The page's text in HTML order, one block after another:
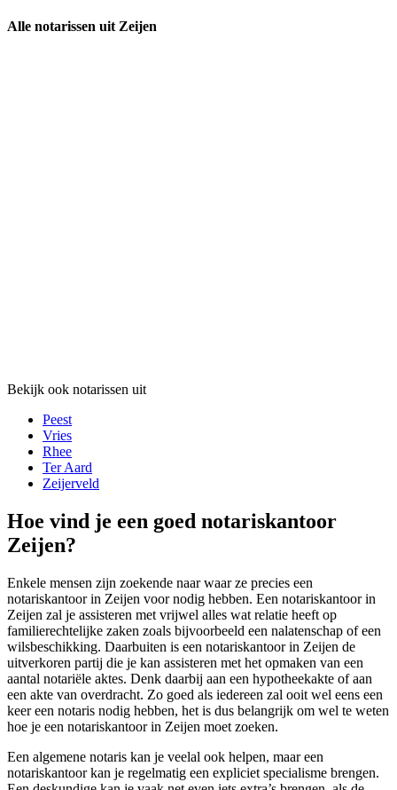
Alle notarissen uit Zeijen
Bekijk ook notarissen uit
Peest
Vries
Rhee
Ter Aard
Zeijerveld
Hoe vind je een goed notariskantoor
Zeijen?
Enkele mensen zijn zoekende naar waar ze precies een
notariskantoor in Zeijen voor nodig hebben. Een notariskantoor in
Zeijen zal je assisteren met vrijwel alles wat relatie heeft op
familierechtelijke zaken zoals bijvoorbeeld een nalatenschap of een
wilsbeschikking. Daarbuiten is een notariskantoor in Zeijen de
uitverkoren partij die je kan assisteren met het opmaken van een
aantal notariële aktes. Denk daarbij aan een hypotheekakte of aan
een akte van overdracht. Zo goed als iedereen zal ooit wel eens een
keer een notaris nodig hebben, het is dus belangrijk om wel te weten
hoe je een notariskantoor in Zeijen moet zoeken.
Een algemene notaris kan je veelal ook helpen, maar een
notariskantoor kan je regelmatig een expliciet specialisme brengen.